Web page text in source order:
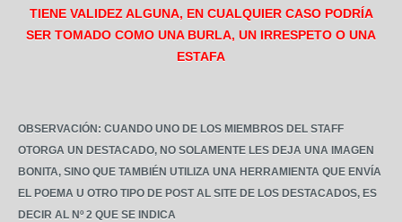
TIENE VALIDEZ ALGUNA, EN CUALQUIER CASO PODRÍA
SER TOMADO COMO UNA BURLA, UN IRRESPETO O UNA
ESTAFA
OBSERVACIÓN: CUANDO UNO DE LOS MIEMBROS DEL STAFF
OTORGA UN DESTACADO, NO SOLAMENTE LES DEJA UNA IMAGEN
BONITA, SINO QUE TAMBIÉN UTILIZA UNA HERRAMIENTA QUE ENVÍA
EL POEMA U OTRO TIPO DE POST AL SITE DE LOS DESTACADOS, ES
DECIR AL Nº 2 QUE SE INDICA